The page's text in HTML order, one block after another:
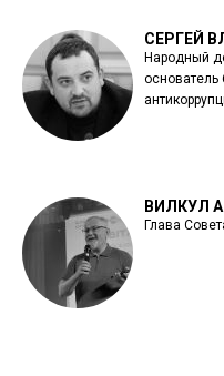
СЕРГЕЙ
Народный
основатель
ВИЛКУЛ
Глава